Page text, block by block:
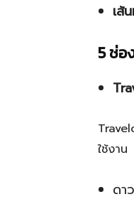
เส้
5 ช่อ
ใช้งาน
ดา